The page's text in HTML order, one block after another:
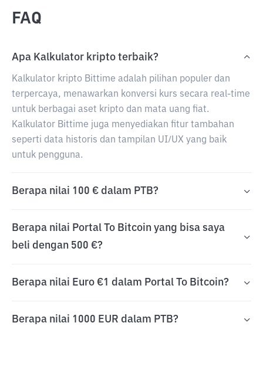
FAQ
Apa Kalkulator kripto terbaik?
Kalkulator kripto Bittime adalah pilihan populer dan
terpercaya, menawarkan konversi kurs secara real-time
untuk berbagai aset kripto dan mata uang fiat.
Kalkulator Bittime juga menyediakan fitur tambahan
seperti data historis dan tampilan UI/UX yang baik
untuk pengguna.
Berapa nilai 100 € dalam PTB?
Berapa nilai Portal To Bitcoin yang bisa saya
beli dengan 500 €?
Berapa nilai Euro €1 dalam Portal To Bitcoin?
Berapa nilai 1000 EUR dalam PTB?